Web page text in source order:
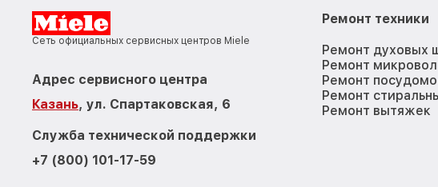
Сеть официальных сервисных центров Miele
Адрес сервисного центра
Казань, ул. Спартаковская, 6
Служба технической поддержки
+7 (800) 101-17-59
Ремонт техники
Ремонт духовых
Ремонт
Ремонт
Ремонт
Ремонт вытяжек